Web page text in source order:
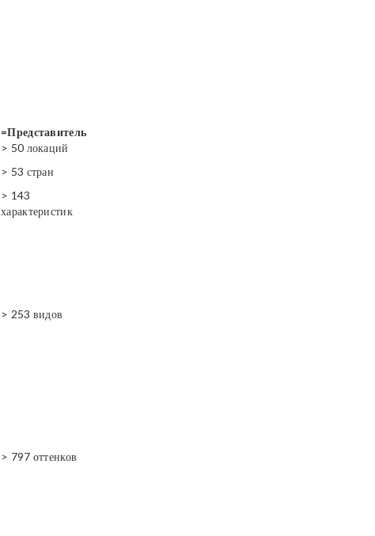
=Представитель
> 50 локаций
> 53 стран
> 143
характеристик
> 253 видов
> 797 оттенков